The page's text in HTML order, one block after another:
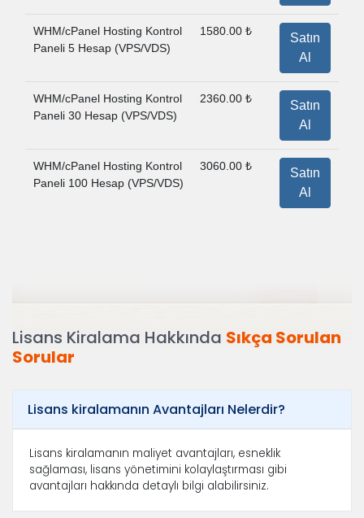
WHM/cPanel Hosting Kontrol
Paneli 5 Hesap (VPS/VDS)
1580.00 ₺
Satın
Al
WHM/cPanel Hosting Kontrol
Paneli 30 Hesap (VPS/VDS)
2360.00 ₺
Satın
Al
WHM/cPanel Hosting Kontrol
Paneli 100 Hesap (VPS/VDS)
3060.00 ₺
Satın
Al
Lisans Kiralama Hakkında Sıkça Sorulan
Sorular
Lisans kiralamanın Avantajları Nelerdir?
Lisans kiralamanın maliyet avantajları, esneklik
sağlaması, lisans yönetimini kolaylaştırması gibi
avantajları hakkında detaylı bilgi alabilirsiniz.